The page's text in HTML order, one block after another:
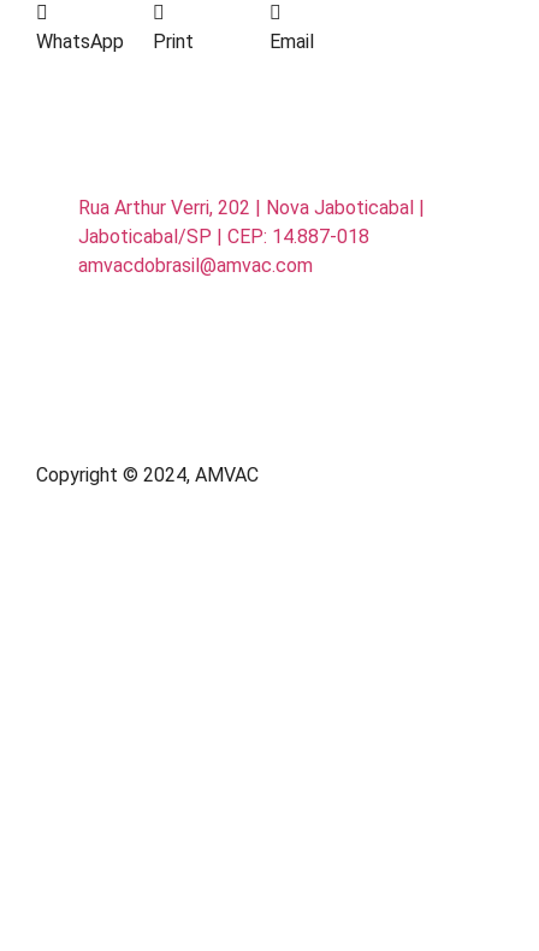
WhatsApp Print Email
Rua Arthur Verri, 202 | Nova Jaboticabal |
Jaboticabal/SP | CEP: 14.887-018
amvacdobrasil@amvac.com
Copyright © 2024, AMVAC